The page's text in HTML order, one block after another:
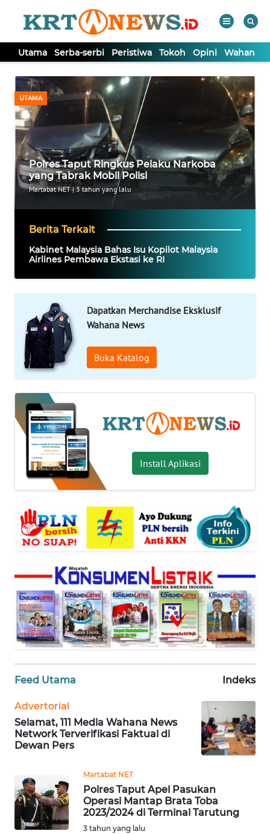
Utama Serba-serbi Peristiwa Tokoh Opini Wahana
UTAMA
Polres Taput Ringkus Pelaku Narkoba
yang Tabrak Mobil Polisi
Martabat NET|3 tahun yang lalu
Berita Terkait
Kabinet Malaysia Bahas Isu Kopilot Malaysia
Airlines Pembawa Ekstasi ke RI
Dapatkan Merchandise Eksklusif
Wahana News
Buka Katalog
Install Aplikasi
Feed Utama Indeks
Advertorial
Selamat, 111 Media Wahana News
Network Terverifikasi Faktual di
Dewan Pers
Martabat NET
Polres Taput Apel Pasukan
Operasi Mantap Brata Toba
2023/2024 di Terminal Tarutung
3 tahun yang lalu
TV
Tutup
UTAMA
SERBA-
SERBI
WAHANA
INFRASTRUKTUR
WAHANA
TANI
WAHANA
TRAVEL
WAHANA
SPORT
UMKM
WAHANA
WAHANA
PERSONA
WAHANA
HEALTH
WAHANA
MAWAKA